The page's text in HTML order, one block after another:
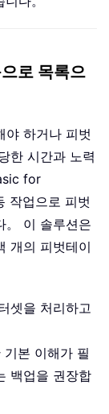
로 목록으
야 하거나 피벗
한 시간과 노력
for
작업으로 피벗
。 이 솔루션은
개의 피벗테이
셋을 처리하고
본 이해가 필
백업을 권장합